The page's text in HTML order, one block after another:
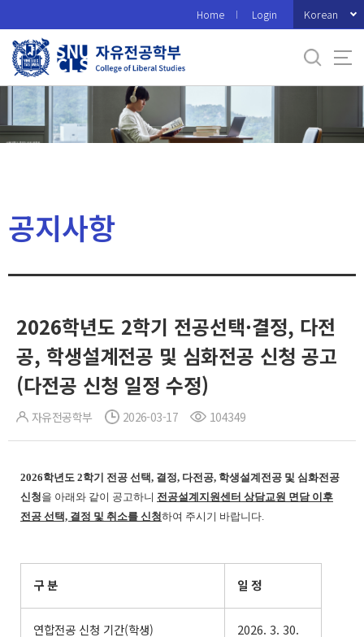
로
메
Home Login Korean
공지사항
2026학년도 2학기 전공선택·결정, 다전
공, 학생설계전공 및 심화전공 신청 공고
(다전공 신청 일정 수정)
자유전공학부 2026-03-17 104349
2026학년도 2학기 전공 선택, 결정, 다전공, 학생설계전공 및 심화전공
신청을 아래와 같이 공고하니 전공설계지원센터 상담교원 면담 이후
전공 선택, 결정 및 취소를 신청하여 주시기 바랍니다.
구 분 일 정
연합전공 신청 기간(학생)
2026. 3. 30.